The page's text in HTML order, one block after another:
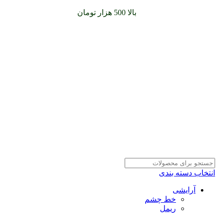
بالا 500 هزار تومان
انتخاب دسته بندی
آرایشی
خط چشم
ریمل